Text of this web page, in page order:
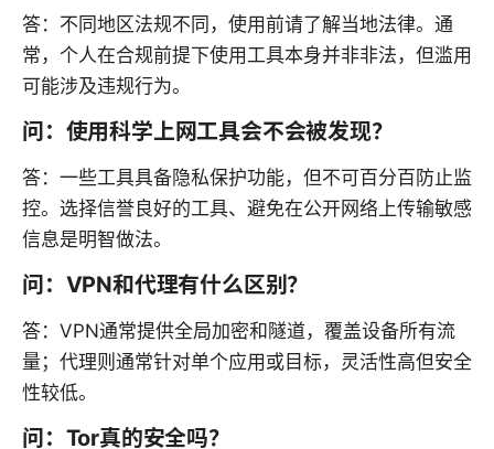
答：不同地区法规不同，使用前请了解当地法律。通
常，个人在合规前提下使用工具本身并非非法，但滥用
可能涉及违规行为。
问：使用科学上网工具会不会被发现？
答：一些工具具备隐私保护功能，但不可百分百防止监
控。选择信誉良好的工具、避免在公开网络上传输敏感
信息是明智做法。
问：VPN和代理有什么区别？
答：VPN通常提供全局加密和隧道，覆盖设备所有流
量；代理则通常针对单个应用或目标，灵活性高但安全
性较低。
问：Tor真的安全吗？